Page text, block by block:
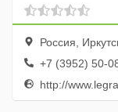
Россия,
+7 (3952) 50-
http://